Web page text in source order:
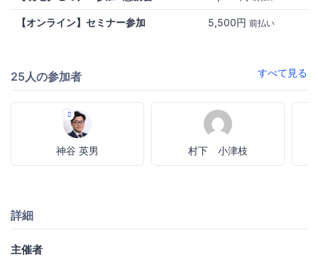
【オンライン】セミナー参加 5,500円 前払い
25人の参加者 すべて見る
神谷 英男 村下 小津枝
詳細
主催者